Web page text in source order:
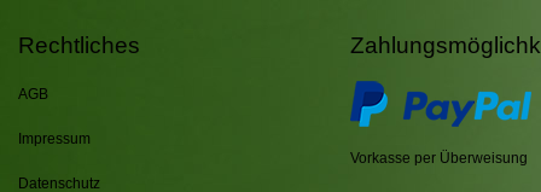
Rechtliches
AGB
Impressum
Datenschutz
Vorkasse per Überweisung